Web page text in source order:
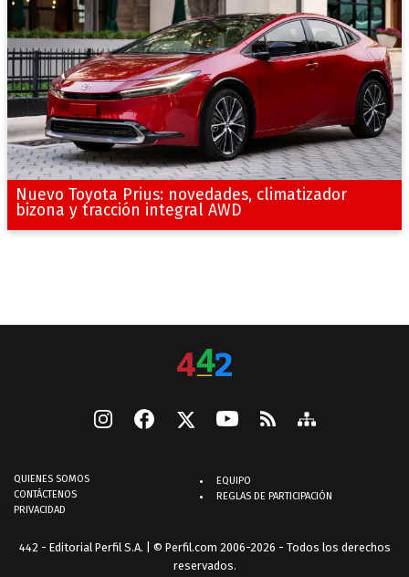
Nuevo Toyota Prius: novedades, climatizador
bizona y tracción integral AWD
QUIENES SOMOS
CONTÁCTENOS
PRIVACIDAD
EQUIPO
REGLAS DE PARTICIPACIÓN
442 - Editorial Perfil S.A. | © Perfil.com 2006-2026 - Todos los derechos
reservados.